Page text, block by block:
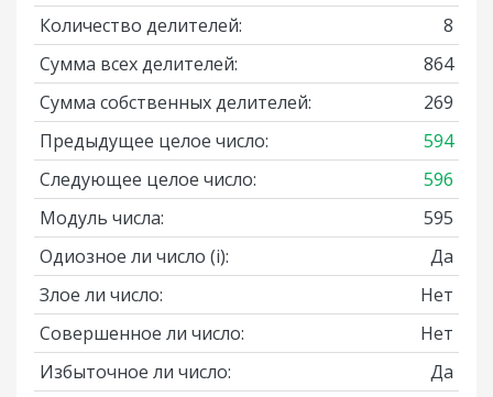
Количество делителей:
8
Сумма всех делителей:
864
Сумма собственных делителей:
269
Предыдущее целое число:
594
Следующее целое число:
596
Модуль числа:
595
Одиозное ли число (i):
Да
Злое ли число:
Нет
Совершенное ли число:
Нет
Избыточное ли число:
Да